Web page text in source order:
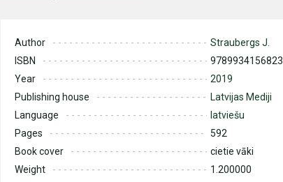
Author
Straubergs J.
ISBN
9789934156823
Year
2019
Publishing house
Latvijas Mediji
Language
latviešu
Pages
592
Book cover
cietie vāki
Weight
1.200000